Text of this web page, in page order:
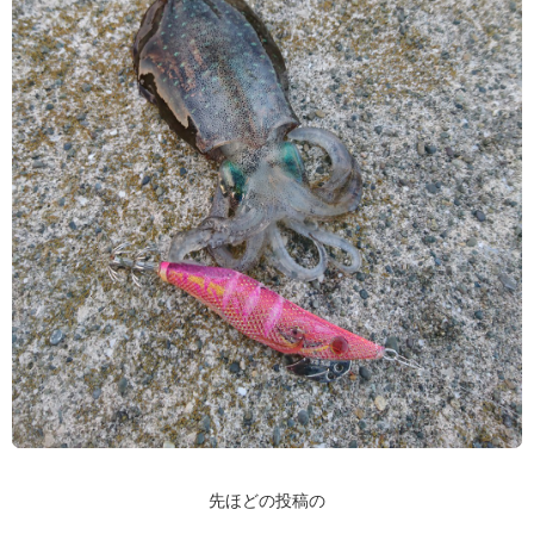
先ほどの投稿の